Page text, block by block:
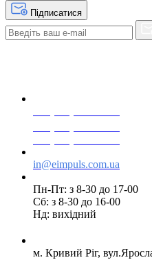
Підписатися
in@eimpuls.com.ua
Пн-Пт: з 8-30 до 17-00
Сб: з 8-30 до 16-00
Нд: вихідний
м. Кривий Ріг,